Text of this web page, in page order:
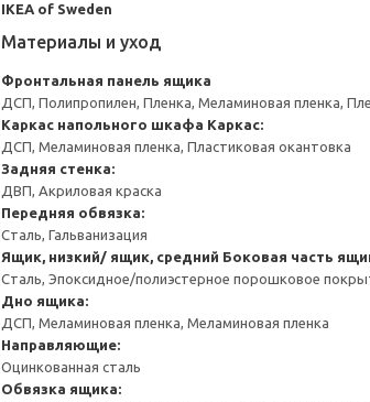
IKEA of Sweden
Материалы и уход
Фронтальная панель ящика
ДСП, Полипропилен, Пленка, Меламиновая пленка,
Каркас напольного шкафа Каркас:
ДСП, Меламиновая пленка, Пластиковая окантовка
Задняя стенка:
ДВП, Акриловая краска
Передняя обвязка:
Сталь, Гальванизация
Ящик, низкий/ ящик, средний Боковая часть
Сталь, Эпоксидное/полиэстерное порошковое
Дно ящика:
ДСП, Меламиновая пленка, Меламиновая пленка
Направляющие:
Оцинкованная сталь
Обвязка ящика: